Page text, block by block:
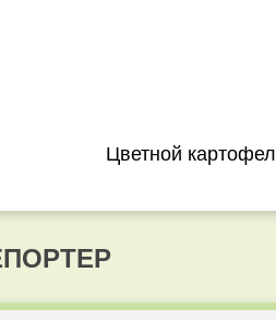
Цветной